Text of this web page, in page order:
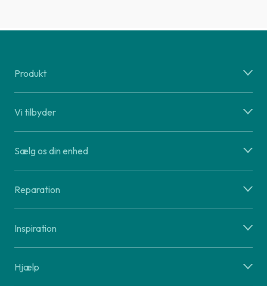
Produkt
Vi tilbyder
Sælg os din enhed
Reparation
Inspiration
Hjælp